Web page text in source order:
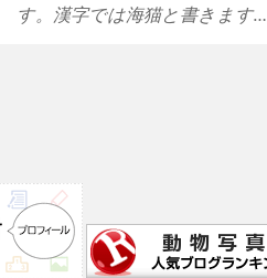
す。漢字では海猫と書きます…